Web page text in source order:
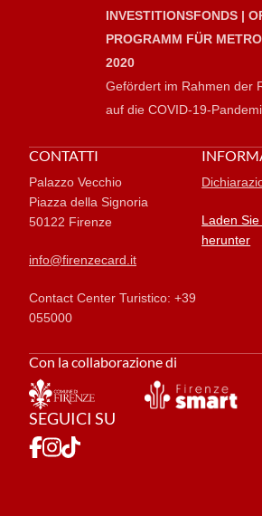
INVESTITIONSFONDS |
PROGRAMM FÜR
2020
Gefördert im Rahmen der
auf die COVID-19-
CONTATTI
Palazzo Vecchio
Piazza della Signoria
50122 Firenze
info@firenzecard.it
Contact Center Turistico: +39
055000
Laden
herunter
Con la collaborazione di
SEGUICI SU